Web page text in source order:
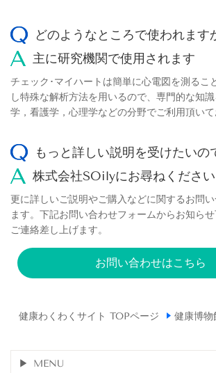
どのようなところで使われます
主に研究機関で使用されます
チェック･マイハートは簡単に心電図を測るこ
し特殊な解析方法を用いるので、専門的な知
学，看護学，心理学などの分野でご利用頂いて
もっと詳しい説明を受けたいの
株式会社SOilyにお尋ねください
更に詳しいご説明やご購入などに関するお問
ます。下記お問い合わせフォームからお知ら
ご連絡差し上げます。
お問い合わせはこちら
健康わくわくサイト TOPページ 健康博物
MENU